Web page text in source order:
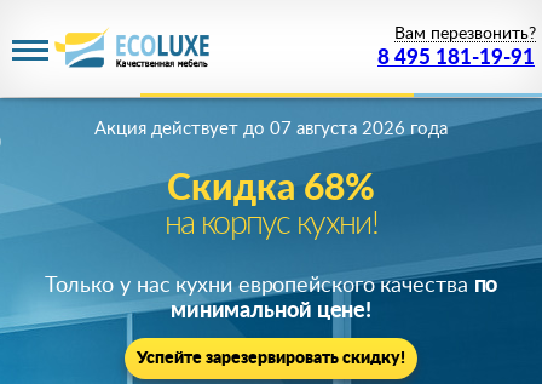
8 495 181-19-91
Вам перезвонить?
Скидка 68%
на корпус кухни!
Акция действует до 07 августа 2026 года
Только у нас кухни европейского качества по
минимальной цене!
Успейте зарезервировать скидку!